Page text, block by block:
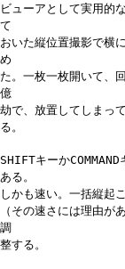
ビューアとして実用的
て
おいた縦位置撮影で横
め
た。一枚一枚開いて、
億
劫で、放置してしまっ
る。
SHIFTキーか
ある。
しかも速い。一括縦起
（その速さには理由が
調
整する。